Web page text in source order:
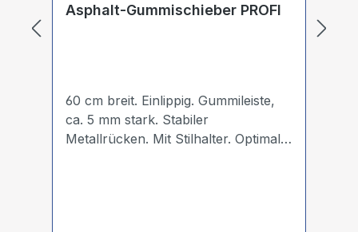
Asphalt-Gummischieber PROFI
60 cm breit. Einlippig. Gummileiste,
ca. 5 mm stark. Stabiler
Metallrücken. Mit Stilhalter. Optimal